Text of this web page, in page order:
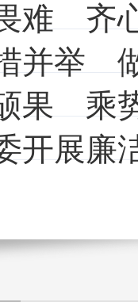
难 齐
并举
果 乘
开展廉